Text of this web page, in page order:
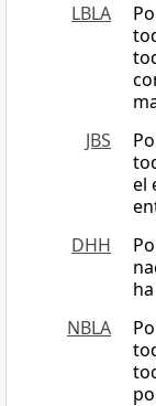
LBLA
JBS
el
DHH
NBLA